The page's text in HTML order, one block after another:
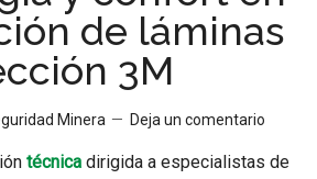
de láminas
3M
Minera Deja un comentario
técnica dirigida a especialistas de